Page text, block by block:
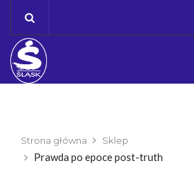
content
Strona główna Sklep
Prawda po epoce post-truth